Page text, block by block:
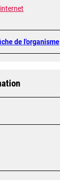
de l'organisme